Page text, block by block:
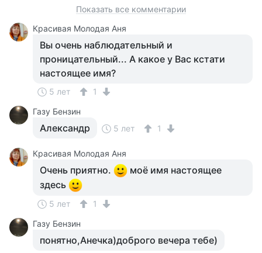
Показать все комментарии
Красивая Молодая Аня
Вы очень наблюдательный и
проницательный... А какое у Вас кстати
настоящее имя?
5 лет
1
Газу Бензин
Александр 5 лет 1
Красивая Молодая Аня
Очень приятно.
моё имя настоящее
здесь
5 лет
1
Газу Бензин
понятно,Анечка)доброго вечера тебе)